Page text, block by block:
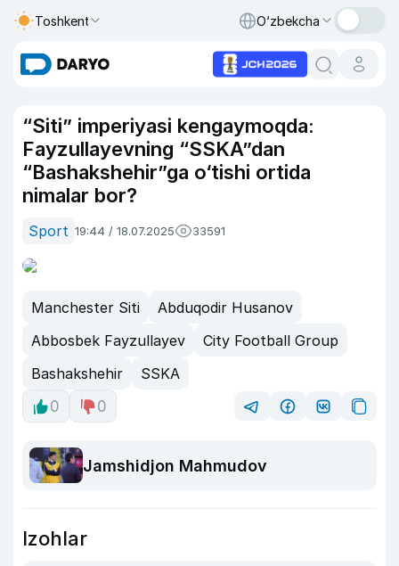
Toshkent O‘zbekcha
“Siti” imperiyasi kengaymoqda:
Fayzullayevning “SSKA”dan
“Bashakshehir”ga o‘tishi ortida
nimalar bor?
Sport 19:44 / 18.07.2025 33591
Manchester Siti
Abduqodir Husanov
Abbosbek Fayzullayev
City Football Group
Bashakshehir
SSKA
0
0
Jamshidjon Mahmudov
Izohlar